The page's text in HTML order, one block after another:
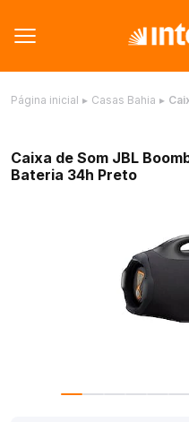
Página inicial ▸ Casas Bahia ▸
Caixa de Som JBL
Bateria 34h Preto